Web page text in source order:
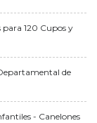
120 Cupos y
de
- Canelones